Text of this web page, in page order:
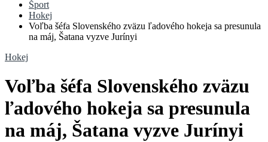
Šport
Hokej
Voľba šéfa Slovenského zväzu ľadového hokeja sa presunula
na máj, Šatana vyzve Jurínyi
Hokej
Voľba šéfa Slovenského zväzu
ľadového hokeja sa presunula
na máj, Šatana vyzve Jurínyi